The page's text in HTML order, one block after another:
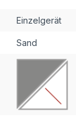
Einzelgerät
Sand